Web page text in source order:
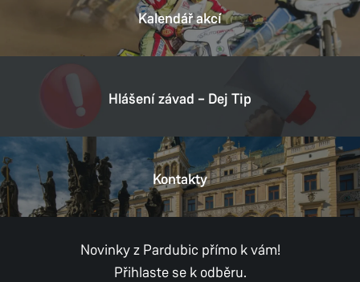
53021 Pardubice
E-mail: ivana.cervena@mmp.cz
00274046
Provozní doba
Pondělí
8:00–11:00, 12:00–17:00
8:00–11:00, 12:00–17:00
8:00–11:00, 12:00–15:30
Kalendář akcí
Hlášení závad – Dej Tip
Kontakty
Novinky z Pardubic přímo k vám!
Přihlaste se k odběru.